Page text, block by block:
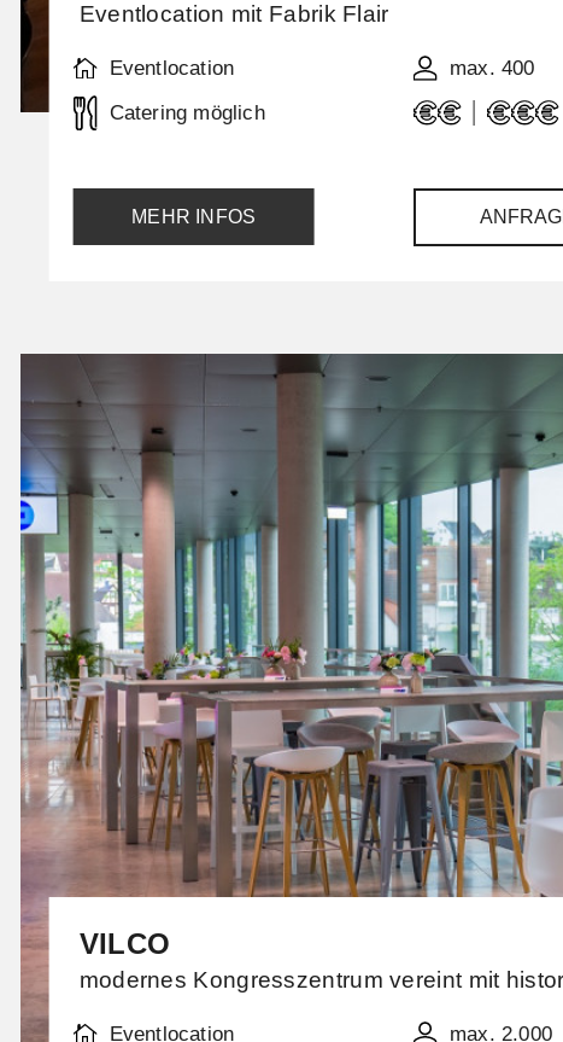
Eventlocation mit Fabrik Flair
Eventlocation
max. 400
Catering möglich
MEHR INFOS
VILCO
modernes Kongresszentrum vereint mit
Eventlocation max. 2.000